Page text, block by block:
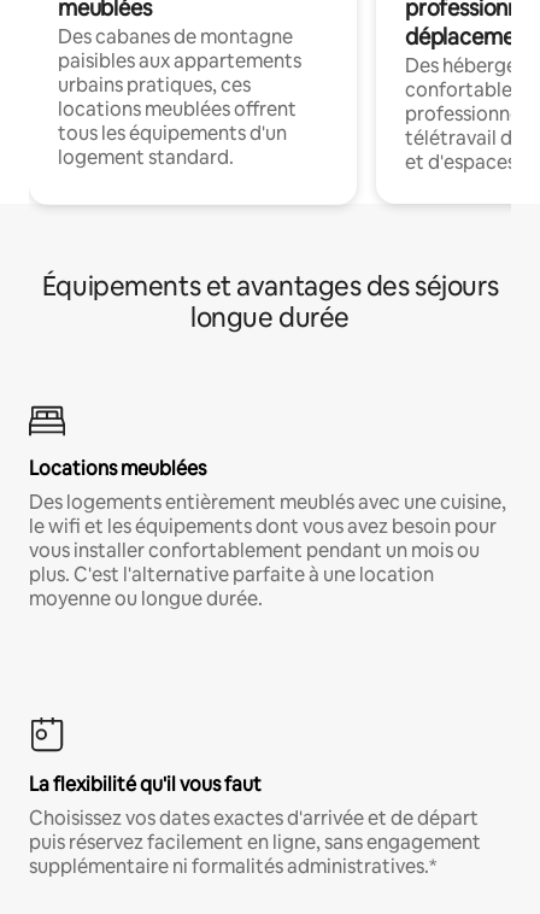
meublées
Des cabanes de montagne
paisibles aux appartements
urbains pratiques, ces
locations meublées offrent
tous les équipements d'un
logement standard.
déplacement
Des
confortables
professionnels
télétravail
et d'espaces
Équipements et avantages des séjours
longue durée
Locations meublées
Des logements entièrement meublés avec une cuisine,
le wifi et les équipements dont vous avez besoin pour
vous installer confortablement pendant un mois ou
plus. C'est l'alternative parfaite à une location
moyenne ou longue durée.
La flexibilité qu'il vous faut
Choisissez vos dates exactes d'arrivée et de départ
puis réservez facilement en ligne, sans engagement
supplémentaire ni formalités administratives.*